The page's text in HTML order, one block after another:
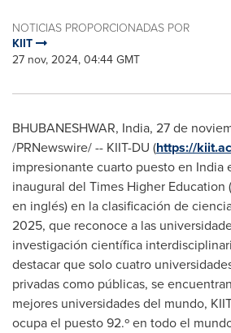
NOTICIAS PROPORCIONADAS POR
KIIT
27 nov, 2024, 04:44 GMT
BHUBANESHWAR, India, 27 de
/PRNewswire/ -- KIIT-DU (https://
impresionante cuarto puesto en India
inaugural del Times Higher Education
en inglés) en la clasificación de
2025, que reconoce a las
investigación científica
destacar que solo cuatro
privadas como públicas, se
mejores universidades del mundo,
ocupa el puesto 92.º en todo el